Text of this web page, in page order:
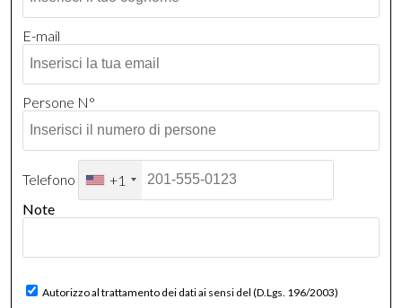
E-mail
Persone N°
Telefono
+1
Note
Autorizzo al trattamento dei dati ai sensi del (D.Lgs. 196/2003)